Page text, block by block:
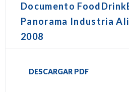
Documento
Panorama Industria
2008
DESCARGAR PDF